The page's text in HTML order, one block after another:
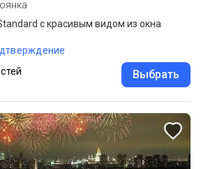
с красивым видом из окна
Выбрать